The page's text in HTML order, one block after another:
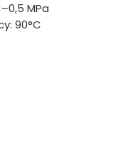
MPa
90°C